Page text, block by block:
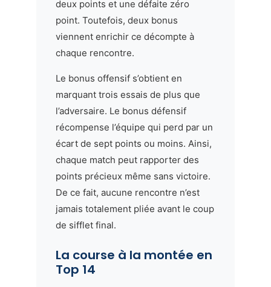
deux points et une défaite zéro
point. Toutefois, deux bonus
viennent enrichir ce décompte à
chaque rencontre.
Le bonus offensif s’obtient en
marquant trois essais de plus que
l’adversaire. Le bonus défensif
récompense l’équipe qui perd par un
écart de sept points ou moins. Ainsi,
chaque match peut rapporter des
points précieux même sans victoire.
De ce fait, aucune rencontre n’est
jamais totalement pliée avant le coup
de sifflet final.
La course à la montée en
Top 14